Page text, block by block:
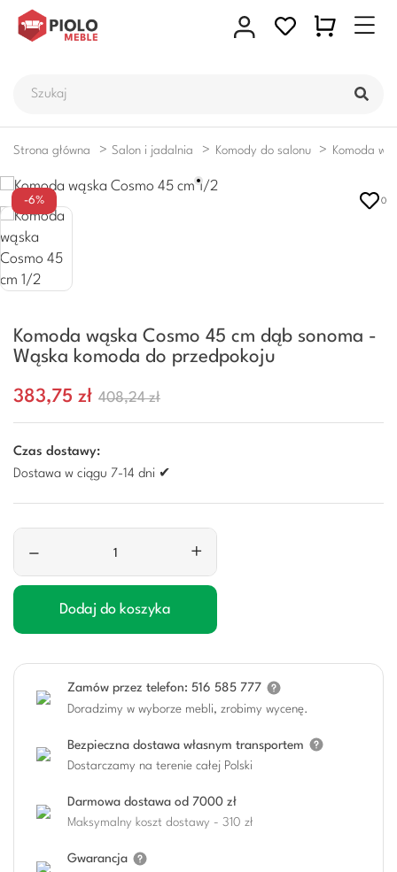
Strona główna Salon i jadalnia Komody do salonu Komoda
-6% 0
Komoda wąska Cosmo 45 cm dąb sonoma -
Wąska komoda do przedpokoju
383,75 zł 408,24 zł
Czas dostawy:
Dostawa w ciągu 7-14 dni ✔
– +
Dodaj do koszyka
Zamów przez telefon: 516 585 777
Doradzimy w wyborze mebli, zrobimy wycenę.
Bezpieczna dostawa własnym transportem
Dostarczamy na terenie całej Polski
Darmowa dostawa od 7000 zł
Maksymalny koszt dostawy - 310 zł
Gwarancja